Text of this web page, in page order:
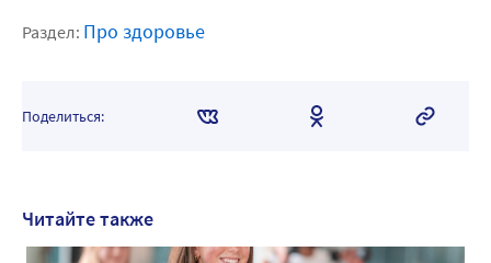
Раздел: Про здоровье
Поделиться:
Читайте также